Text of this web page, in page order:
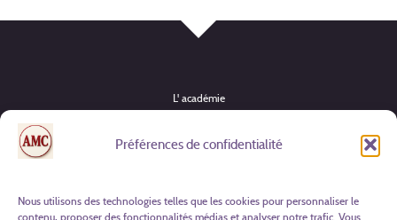
Préférences de confidentialité
Nous utilisons des technologies telles que les cookies pour personnaliser le
contenu, proposer des fonctionnalités médias et analyser notre trafic. Vous
L' académie
Actualités